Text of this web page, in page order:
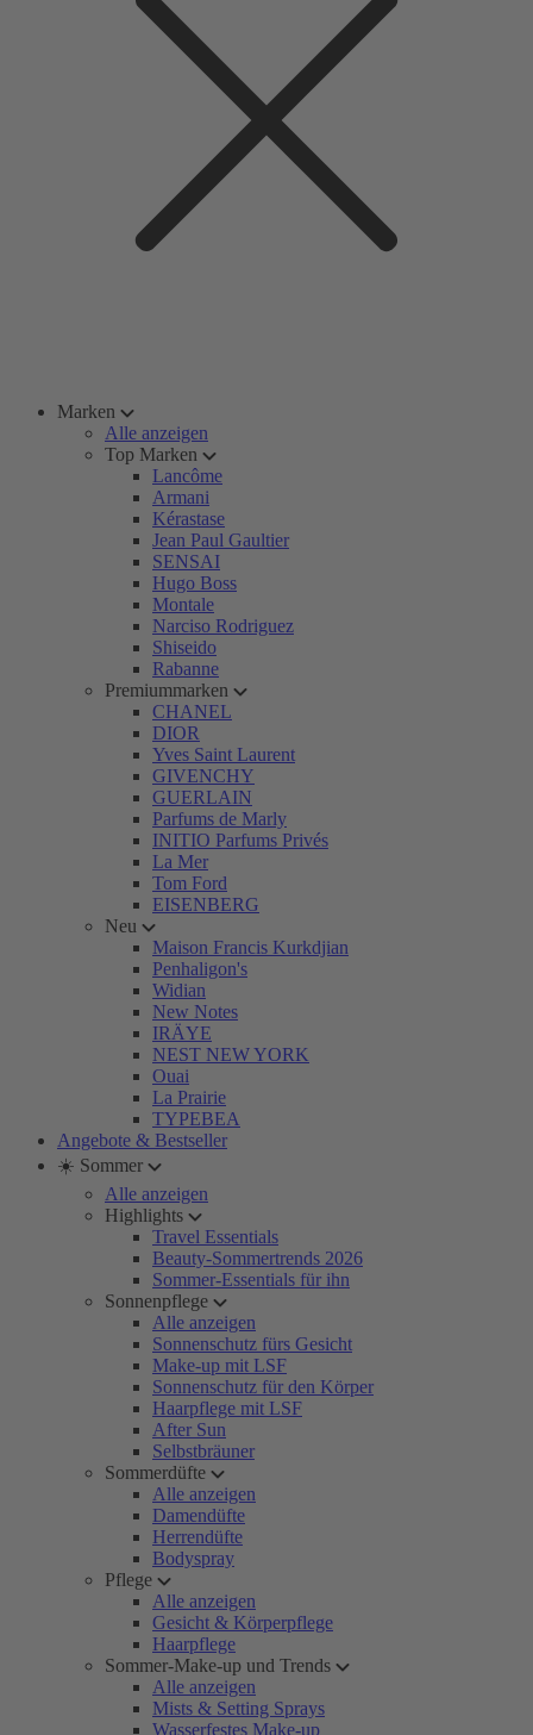
Marken
Alle anzeigen
Top Marken
Lancôme
Armani
Kérastase
Jean Paul Gaultier
SENSAI
Hugo Boss
Montale
Narciso Rodriguez
Shiseido
Rabanne
Premiummarken
CHANEL
DIOR
Yves Saint Laurent
GIVENCHY
GUERLAIN
Parfums de Marly
INITIO Parfums Privés
La Mer
Tom Ford
EISENBERG
Neu
Maison Francis Kurkdjian
Penhaligon's
Widian
New Notes
IRÄYE
NEST NEW YORK
Ouai
La Prairie
TYPEBEA
Angebote & Bestseller
☀️ Sommer
Alle anzeigen
Highlights
Travel Essentials
Beauty-Sommertrends 2026
Sommer-Essentials für ihn
Sonnenpflege
Alle anzeigen
Sonnenschutz fürs Gesicht
Make-up mit LSF
Sonnenschutz für den Körper
Haarpflege mit LSF
After Sun
Selbstbräuner
Sommerdüfte
Alle anzeigen
Damendüfte
Herrendüfte
Bodyspray
Pflege
Alle anzeigen
Gesicht & Körperpflege
Haarpflege
Sommer-Make-up und Trends
Alle anzeigen
Mists & Setting Sprays
Wasserfestes Make-up